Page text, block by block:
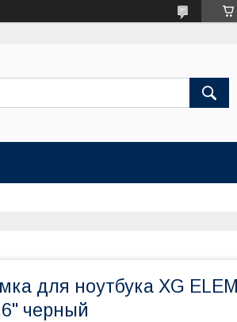
для ноутбука XG
черный